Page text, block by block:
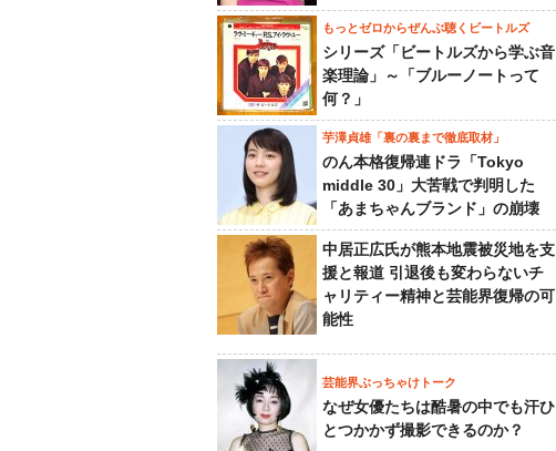
もっとゼロからぜんぶ聴くビートルズ
シリーズ「ビートルズから学ぶ音
楽理論」～「ブルーノートって
何？」
芋澤貞雄「裏の裏まで徹底取材」
のん本格復帰連ドラ「Tokyo
middle 30」大苦戦で判明した
「あまちゃんブランド」の崩壊
中居正広氏が熊本地震被災地を支
援と報道 引退後も変わらないチ
ャリティー精神と芸能界復帰の可
能性
芸能界ぶっちゃけトーク
なぜ女優たちは酷暑の中でも汗ひ
とつかかず撮影できるのか？